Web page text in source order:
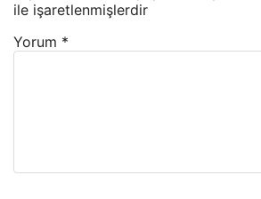
ile işaretlenmişlerdir
Yorum *